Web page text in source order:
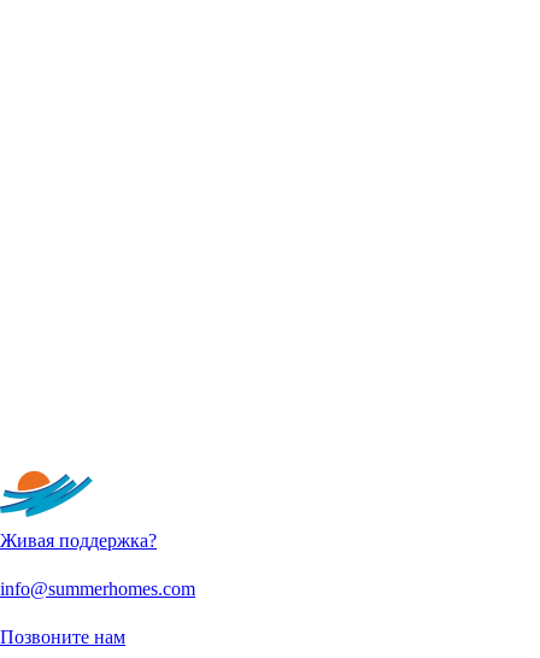
Живая поддержка?
info@summerhomes.com
Позвоните нам